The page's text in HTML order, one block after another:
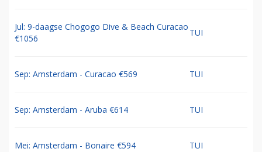
Jul: 9-daagse Chogogo Dive & Beach Curacao
€1056
TUI
Sep: Amsterdam - Curacao €569 TUI
Sep: Amsterdam - Aruba €614 TUI
Mei: Amsterdam - Bonaire €594 TUI